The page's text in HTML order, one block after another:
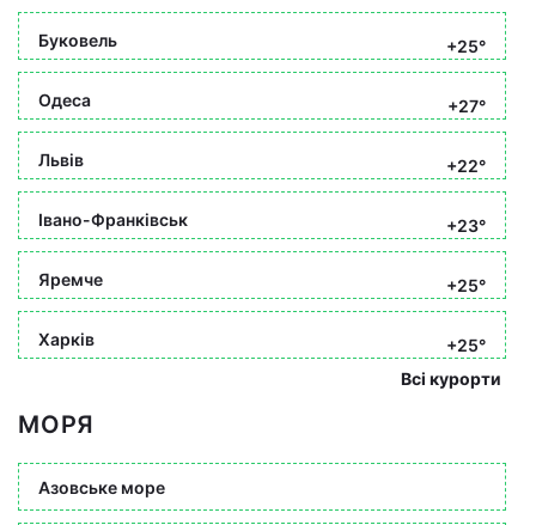
Буковель +25°
Одеса +27°
Львів +22°
Івано-Франківськ +23°
Яремче +25°
Харків
+25°
Всі курорти
МОРЯ
Азовське море